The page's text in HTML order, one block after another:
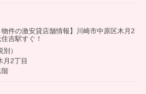
物件の激安貸店舗情報】川崎市中原区木月2
吉駅すぐ！
）
月2丁目